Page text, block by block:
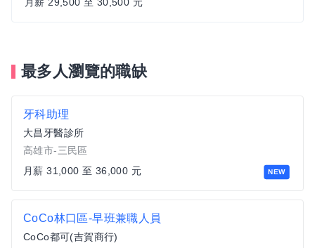
最多人瀏覽的職缺
NEW
牙科助理
大昌牙醫診所
高雄市-三民區
月薪 31,000 至 36,000 元
CoCo林口區-早班兼職人員
CoCo都可(吉賀商行)